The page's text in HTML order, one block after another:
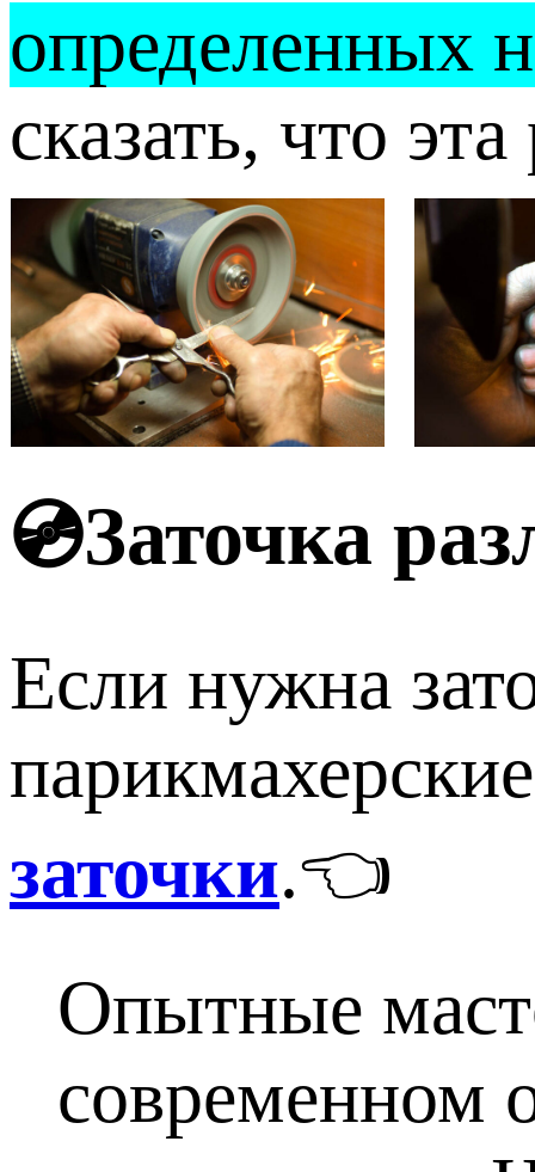
определенных
сказать, что
💿Заточка
Если нужна
заточки.👈
Опытные
современном